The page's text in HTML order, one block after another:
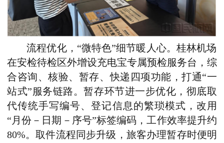
流程优化，“微特色”细节暖人心。桂林机场
在安检待检区外增设充电宝专属预检服务台，综
合咨询、核验、暂存、快递四项功能，打通“一
站式”服务链路。暂存环节进一步优化，彻底取
代传统手写编号、登记信息的繁琐模式，改用
“月份－日期－序号”标签编码，工作效率提升约
80%。取件流程同步升级，旅客办理暂存时便明